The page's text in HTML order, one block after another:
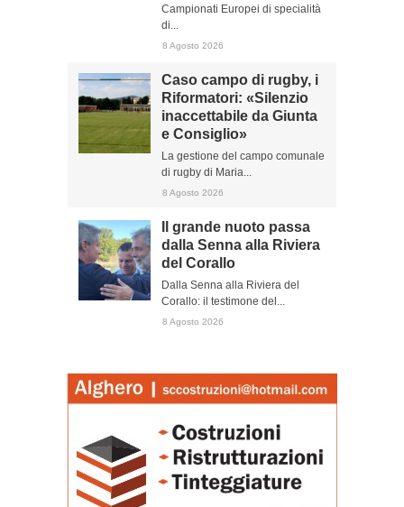
Campionati Europei di specialità
di...
8 Agosto 2026
Caso campo di rugby, i
Riformatori: «Silenzio
inaccettabile da Giunta
e Consiglio»
La gestione del campo comunale
di rugby di Maria...
8 Agosto 2026
Il grande nuoto passa
dalla Senna alla Riviera
del Corallo
Dalla Senna alla Riviera del
Corallo: il testimone del...
8 Agosto 2026